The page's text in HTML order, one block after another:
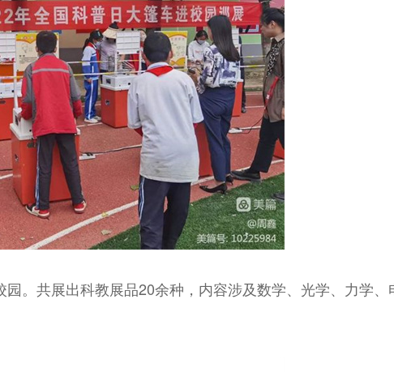
共展出科教展品20余种，内容涉及数学、光学、力学、